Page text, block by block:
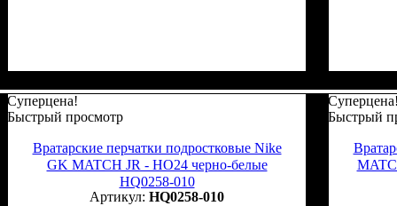
Суперцена!
Быстрый просмотр
Вратарские перчатки подростковые Nike
GK MATCH JR - HO24 черно-белые
HQ0258-010
HQ0258-010
Быстрый